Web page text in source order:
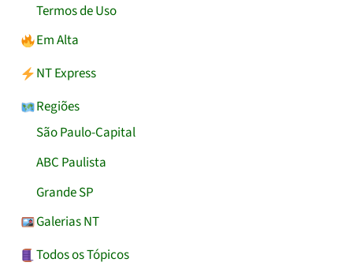
Termos de Uso
Em Alta
NT Express
Regiões
São Paulo-Capital
ABC Paulista
Grande SP
Galerias NT
Todos os Tópicos